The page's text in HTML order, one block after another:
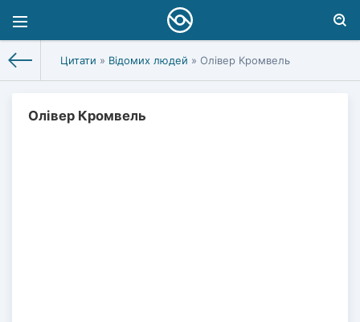
Цитати » Відомих людей » Олівер Кромвель
Олівер Кромвель